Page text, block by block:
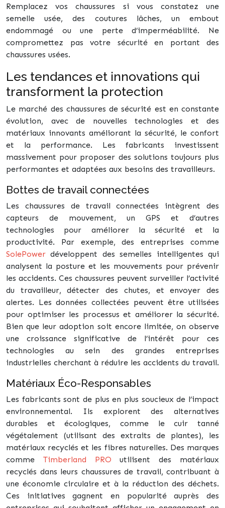
Remplacez vos chaussures si vous constatez une
semelle usée, des coutures lâches, un embout
endommagé ou une perte d’imperméabilité. Ne
compromettez pas votre sécurité en portant des
chaussures usées.
Les tendances et innovations qui
transforment la protection
Le marché des chaussures de sécurité est en constante
évolution, avec de nouvelles technologies et des
matériaux innovants améliorant la sécurité, le confort
et la performance. Les fabricants investissent
massivement pour proposer des solutions toujours plus
performantes et adaptées aux besoins des travailleurs.
Bottes de travail connectées
Les chaussures de travail connectées intègrent des
capteurs de mouvement, un GPS et d’autres
technologies pour améliorer la sécurité et la
productivité. Par exemple, des entreprises comme
SolePowerdéveloppent des semelles intelligentes qui
analysent la posture et les mouvements pour prévenir
les accidents. Ces chaussures peuvent surveiller l’activité
du travailleur, détecter des chutes, et envoyer des
alertes. Les données collectées peuvent être utilisées
pour optimiser les processus et améliorer la sécurité.
Bien que leur adoption soit encore limitée, on observe
une croissance significative de l’intérêt pour ces
technologies au sein des grandes entreprises
industrielles cherchant à réduire les accidents du travail.
Matériaux Éco-Responsables
Les fabricants sont de plus en plus soucieux de l’impact
environnemental. Ils explorent des alternatives
durables et écologiques, comme le cuir tanné
végétalement (utilisant des extraits de plantes), les
matériaux recyclés et les fibres naturelles. Des marques
comme Timberland PROutilisent des matériaux
recyclés dans leurs chaussures de travail, contribuant à
une économie circulaire et à la réduction des déchets.
Ces initiatives gagnent en popularité auprès des